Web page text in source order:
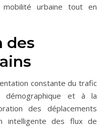
urbaine tout en
des
constante du trafic
démographique et à la
des déplacements
intelligente des flux de